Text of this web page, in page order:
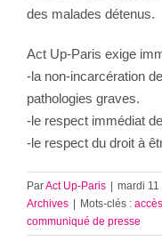
des malades détenus.
Act Up-Paris exige
-la non-incarcération
pathologies graves.
-le respect immédiat
-le respect du droit à
ParAct Up-Paris | mardi 11
Archives | Mots-clés :
communiqué de presse